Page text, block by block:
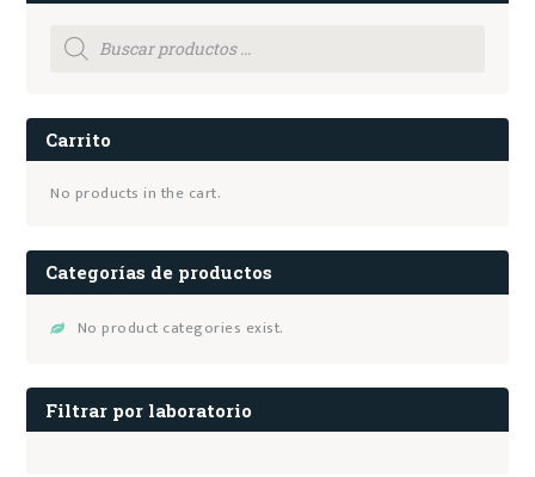
Products
search
Carrito
No products in the cart.
Categorías de productos
No product categories exist.
Filtrar por laboratorio